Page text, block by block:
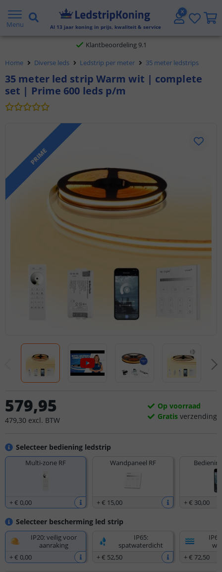
Menu Al 13 jaar koning in prijs, kwaliteit & service
Gratis verzending vanaf € 20,- NL en BE
Klantbeoordeling 9.1
Voor 23:45 uur besteld,morgen in huis
Home Diverse leds Ledstrip per meter 35 meter ledstrips
35 meter led strip Warm wit | complete
set | Prime 600 leds p/m
PRIME
Selecteer bediening ledstrip
Multi-zone RF
+€ 0,00
Wandpaneel RF
+€ 15,00 +€ 30,00
Selecteer bescherming led strip
IP20: veilig voor
aanraking
+€ 0,00
IP65:
spatwaterdicht
+€ 52,50
+€ 72,50
579,95
479,30 excl. BTW
Op voorraad
Gratis verzending